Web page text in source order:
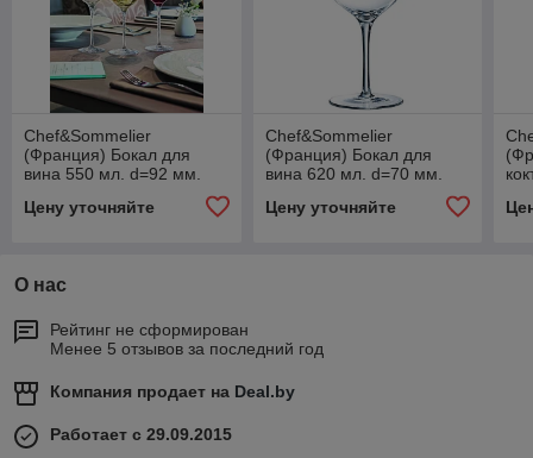
Chef&Sommelier
(Франция) Бокал для
вина 550 мл. d=92 мм.
(N1744) /6/12/288/
Цену уточняйте
Chef&Sommelier
(Франция) Бокал для
вина 620 мл. d=70 мм.
/6/24/288/
Цену уточняйте
/6/
О нас
Рейтинг не сформирован
Менее 5 отзывов за последний год
Компания продает на Deal.by
Работает с 29.09.2015